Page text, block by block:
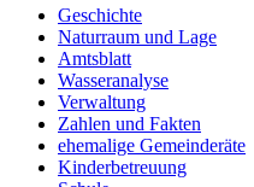
Geschichte
Naturraum und Lage
Amtsblatt
Wasseranalyse
Verwaltung
Zahlen und Fakten
ehemalige Gemeinderäte
Kinderbetreuung